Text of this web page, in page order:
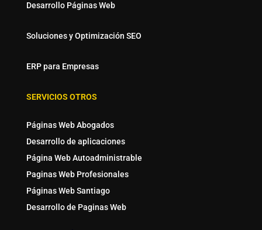
Desarrollo Páginas Web
Soluciones y Optimización SEO
ERP para Empresas
SERVICIOS OTROS
Páginas Web Abogados
Desarrollo de aplicaciones
Página Web Autoadministrable
Paginas Web Profesionales
Páginas Web Santiago
Desarrollo de Paginas Web